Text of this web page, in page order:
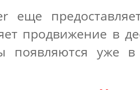
еще
продвижение в
появляются уже